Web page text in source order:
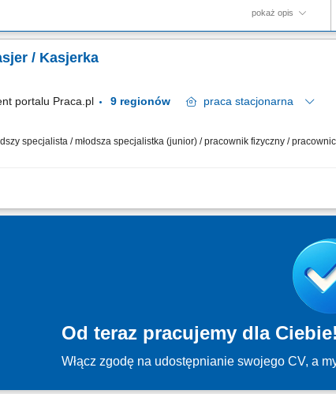
pokaż opis
zapewnienie profesjonalnej obsługi Klientów zgodnie ze standardami
do spożycia/ Kasjerka
portalu Praca.pl praca stacjonarna
specjalista / młodsza specjalistka (junior) / pracownik fizyczny /
weryfikowanie i kompleksowe procesowanie zgłoszeń
Od teraz pracujemy dla Ciebie!
Włącz zgodę na udostępnianie swojego CV, a